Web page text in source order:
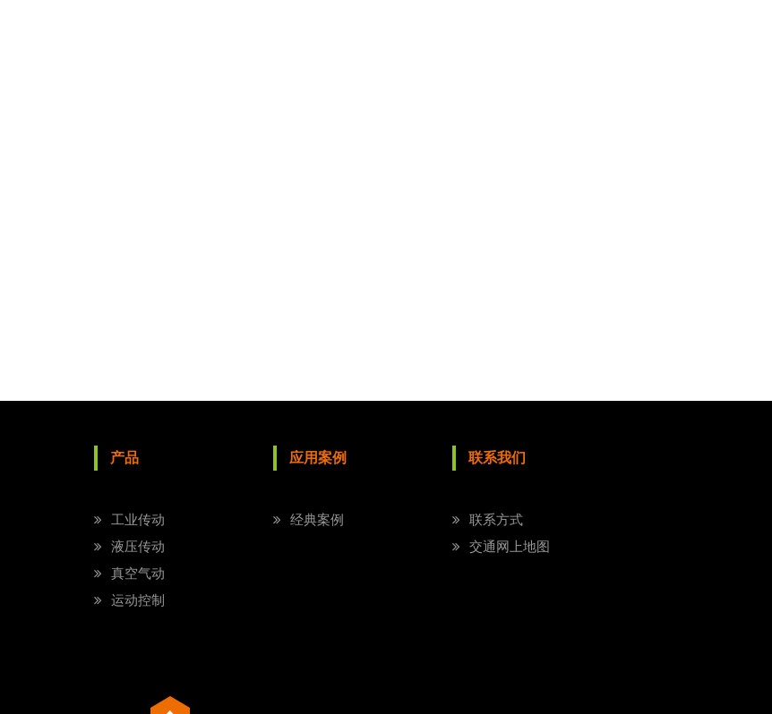
产品
工业传动
液压传动
真空气动
运动控制
应用案例
经典案例
联系我们
联系方式
交通网上地图